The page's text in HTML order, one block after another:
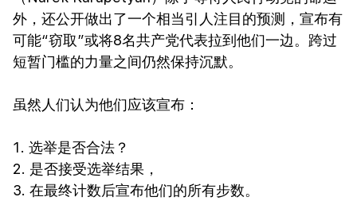
外，还公开做出了一个相当引人注目的预测，宣布有
可能“窃取”或将8名共产党代表拉到他们一边。跨过
短暂门槛的力量之间仍然保持沉默。
虽然人们认为他们应该宣布：
1. 选举是否合法？
2. 是否接受选举结果，
3. 在最终计数后宣布他们的所有步数。